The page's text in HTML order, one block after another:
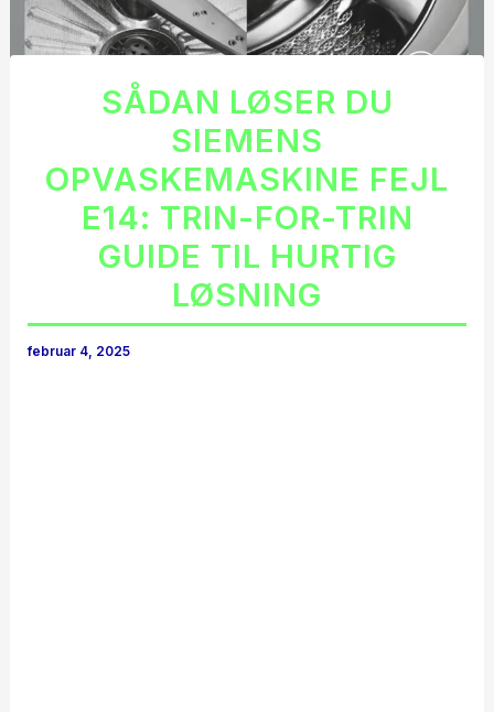
SÅDAN LØSER DU
SIEMENS
OPVASKEMASKINE FEJL
E14: TRIN-FOR-TRIN
GUIDE TIL HURTIG
LØSNING
februar 4, 2025